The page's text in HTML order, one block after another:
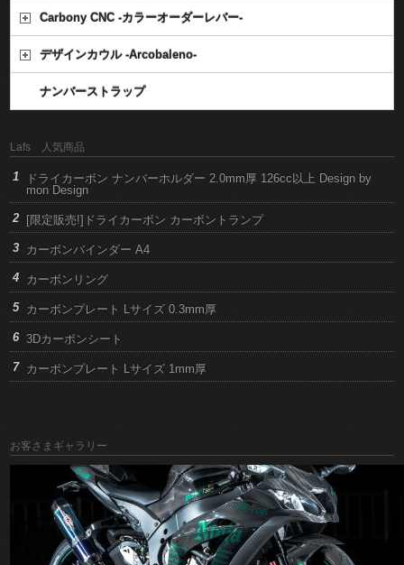
Carbony CNC -カラーオーダーレバー-
デザインカウル -Arcobaleno-
ナンバーストラップ
Lafs 人気商品
ドライカーボン ナンバーホルダー 2.0mm厚 126cc以上 Design by
mon Design
[限定販売!]ドライカーボン カーボントランプ
カーボンバインダー A4
カーボンリング
カーボンプレート Lサイズ 0.3mm厚
3Dカーボンシート
カーボンプレート Lサイズ 1mm厚
お客さまギャラリー